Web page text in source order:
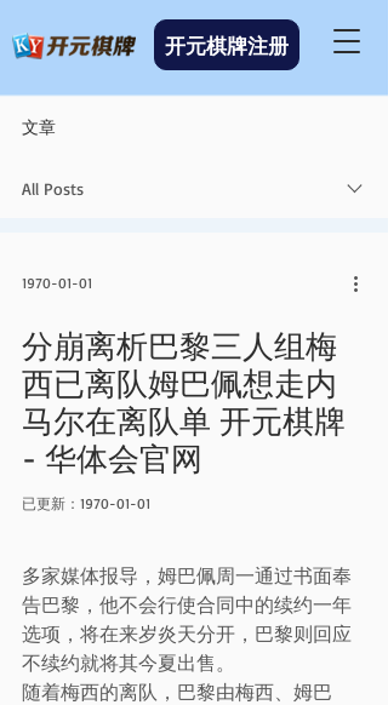
开元棋牌注册
文章
All Posts
1970-01-01
分崩离析巴黎三人组梅
西已离队姆巴佩想走内
马尔在离队单 开元棋牌
- 华体会官网
已更新： 1970-01-01
多家媒体报导，姆巴佩周一通过书面奉
告巴黎，他不会行使合同中的续约一年
选项，将在来岁炎天分开，巴黎则回应
不续约就将其今夏出售。
随着梅西的离队，巴黎由梅西、姆巴